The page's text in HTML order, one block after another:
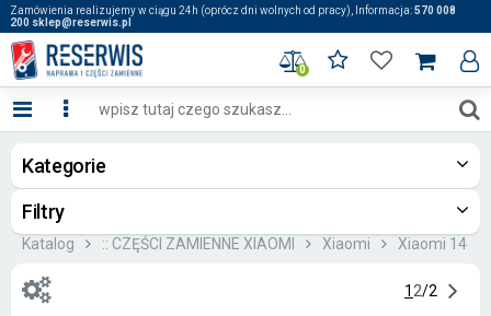
Zamówienia realizujemy w ciągu 24h (oprócz dni wolnych od pracy), Informacja:570 008
200 sklep@reserwis.pl
0
Kategorie
Filtry
Katalog :: CZĘŚCI ZAMIENNE XIAOMI Xiaomi Xiaomi 14
1 2/2